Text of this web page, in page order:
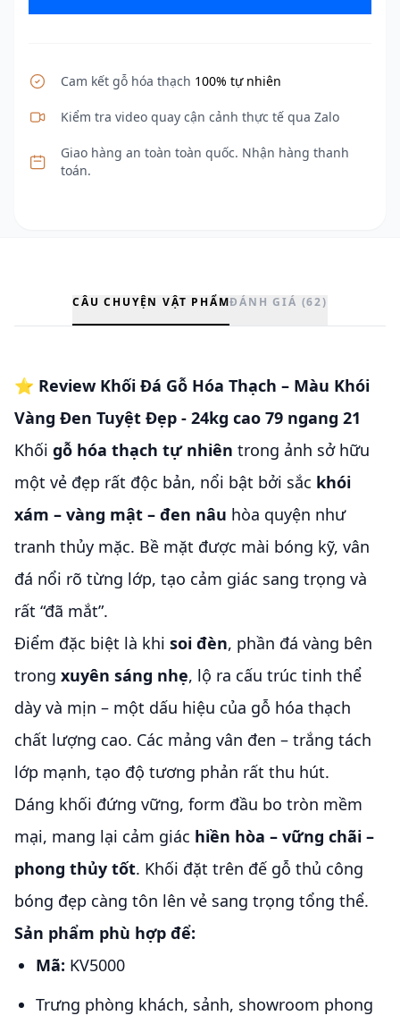
Cam kết gỗ hóa thạch 100% tự nhiên
Kiểm tra video quay cận cảnh thực tế qua Zalo
Giao hàng an toàn toàn quốc. Nhận hàng thanh
toán.
CÂU CHUYỆN VẬT PHẨMĐÁNH GIÁ (62)
⭐ Review Khối Đá Gỗ Hóa Thạch – Màu Khói
Vàng Đen Tuyệt Đẹp - 24kg cao 79 ngang 21
Khối gỗ hóa thạch tự nhiên trong ảnh sở hữu
một vẻ đẹp rất độc bản, nổi bật bởi sắc khói
xám – vàng mật – đen nâu hòa quyện như
tranh thủy mặc. Bề mặt được mài bóng kỹ, vân
đá nổi rõ từng lớp, tạo cảm giác sang trọng và
rất “đã mắt”.
Điểm đặc biệt là khi soi đèn, phần đá vàng bên
trong xuyên sáng nhẹ, lộ ra cấu trúc tinh thể
dày và mịn – một dấu hiệu của gỗ hóa thạch
chất lượng cao. Các mảng vân đen – trắng tách
lớp mạnh, tạo độ tương phản rất thu hút.
Dáng khối đứng vững, form đầu bo tròn mềm
mại, mang lại cảm giác hiền hòa – vững chãi –
phong thủy tốt. Khối đặt trên đế gỗ thủ công
bóng đẹp càng tôn lên vẻ sang trọng tổng thể.
Sản phẩm phù hợp để:
Mã: KV5000
Trưng phòng khách, sảnh, showroom phong